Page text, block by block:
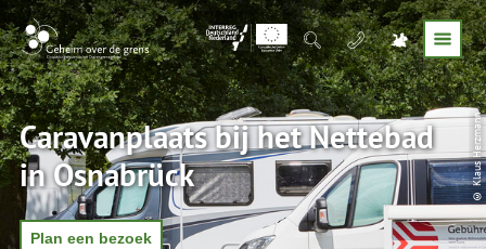
© Klaus Herzmann
Caravanplaats bij het Nettebad
in Osnabrück
Plan een bezoek